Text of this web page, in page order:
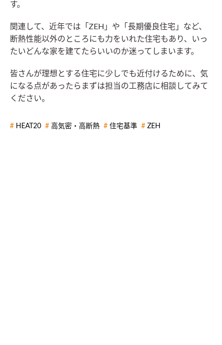
す。
関連して、近年では「ZEH」や「長期優良住宅」など、
断熱性能以外のところにも力をいれた住宅もあり、いっ
たいどんな家を建てたらいいのか迷ってしまいます。
皆さんが理想とする住宅に少しでも近付けるために、気
になる点があったらまずは担当の工務店に相談してみて
ください。
HEAT20 高気密・高断熱 住宅基準 ZEH